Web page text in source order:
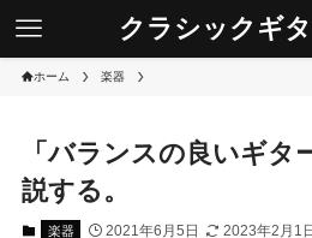
クラシックギ
ホーム 楽器
「バランスの良いギタ
説する。
楽器 2021年6月5日 2023年2月1日